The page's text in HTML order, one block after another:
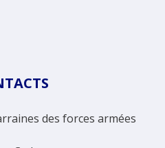
des forces armées